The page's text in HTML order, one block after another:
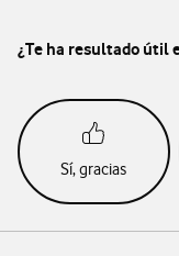
¿Te ha resultado útil
Sí, gracias